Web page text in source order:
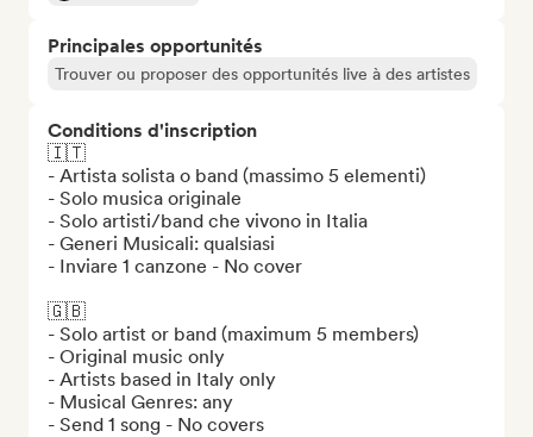
Principales opportunités
Trouver ou proposer des opportunités live à des artistes
Conditions d'inscription
🇮🇹
- Artista solista o band (massimo 5 elementi)
- Solo musica originale
- Solo artisti/band che vivono in Italia
- Generi Musicali: qualsiasi
- Inviare 1 canzone - No cover
🇬🇧
- Solo artist or band (maximum 5 members)
- Original music only
- Artists based in Italy only
- Musical Genres: any
- Send 1 song - No covers